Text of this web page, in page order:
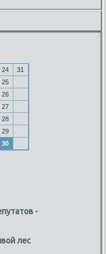
24
31
25
26
27
28
29
30
-
лес